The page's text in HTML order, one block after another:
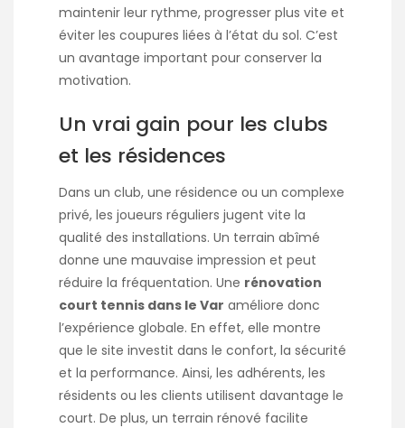
maintenir leur rythme, progresser plus vite et
éviter les coupures liées à l’état du sol. C’est
un avantage important pour conserver la
motivation.
Un vrai gain pour les clubs
et les résidences
Dans un club, une résidence ou un complexe
privé, les joueurs réguliers jugent vite la
qualité des installations. Un terrain abîmé
donne une mauvaise impression et peut
réduire la fréquentation. Une rénovation
court tennis dans le Var améliore donc
l’expérience globale. En effet, elle montre
que le site investit dans le confort, la sécurité
et la performance. Ainsi, les adhérents, les
résidents ou les clients utilisent davantage le
court. De plus, un terrain rénové facilite